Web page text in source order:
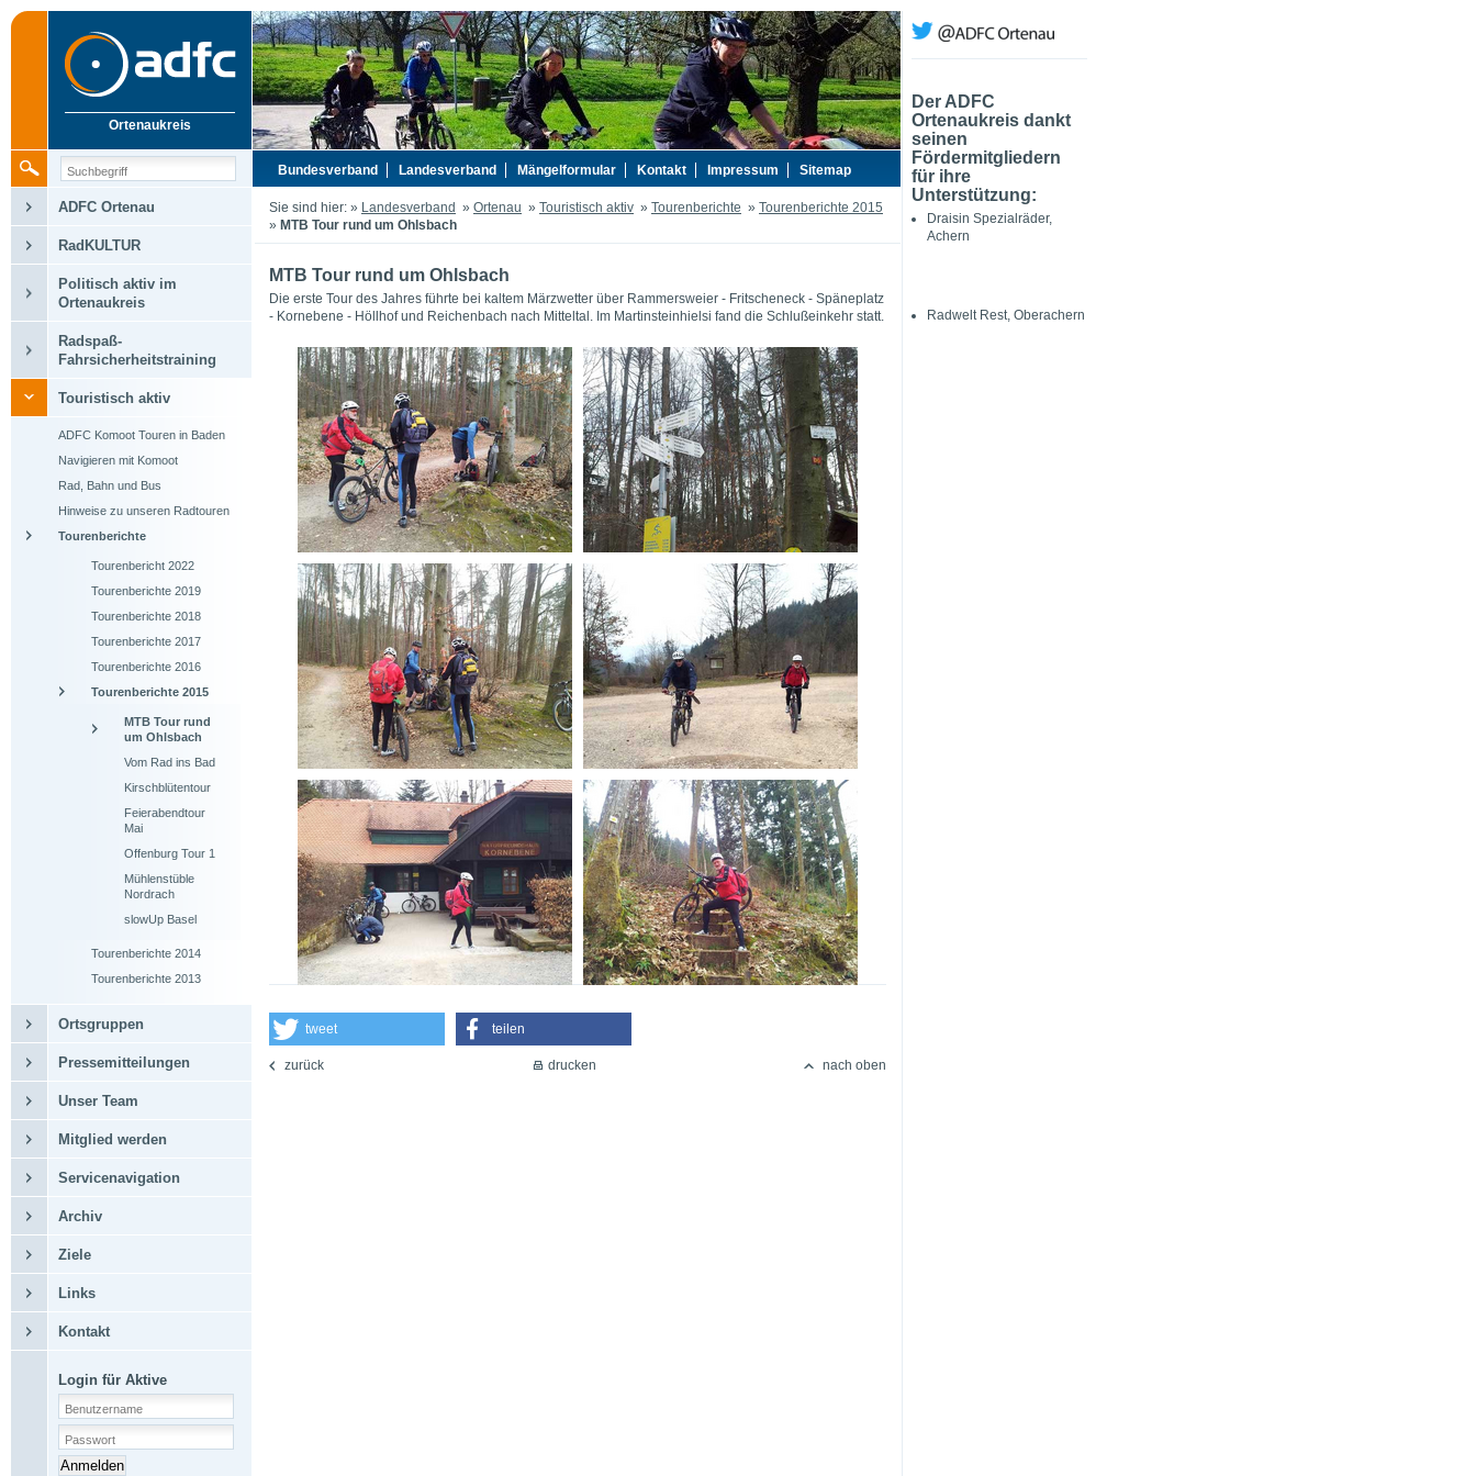
Ortenaukreis
Bundesverband Landesverband Mängelformular Kontakt Impressum Sitemap
ADFC Ortenau
RadKULTUR
Politisch aktiv im
Ortenaukreis
Radspaß-
Fahrsicherheitstraining
Touristisch aktiv
ADFC Komoot Touren in Baden
Navigieren mit Komoot
Rad, Bahn und Bus
Hinweise zu unseren Radtouren
Tourenberichte
Tourenbericht 2022
Tourenberichte 2019
Tourenberichte 2018
Tourenberichte 2017
Tourenberichte 2016
Tourenberichte 2015
MTB Tour rund
um Ohlsbach
Vom Rad ins Bad
Kirschblütentour
Feierabendtour
Mai
Offenburg Tour 1
Mühlenstüble
Nordrach
slowUp Basel
Tourenberichte 2014
Tourenberichte 2013
Ortsgruppen
Pressemitteilungen
Unser Team
Mitglied werden
Servicenavigation
Archiv
Ziele
Links
Kontakt
Login für Aktive
Sie sind hier: » Landesverband » Ortenau » Touristisch aktiv » Tourenberichte » Tourenberichte 2015
» MTB Tour rund um Ohlsbach
MTB Tour rund um Ohlsbach
Die erste Tour des Jahres führte bei kaltem Märzwetter über Rammersweier - Fritscheneck - Späneplatz
- Kornebene - Höllhof und Reichenbach nach Mitteltal. Im Martinsteinhielsi fand die Schlußeinkehr statt.
tweet teilen
zurück drucken nach oben
Der ADFC
Ortenaukreis dankt
seinen
Fördermitgliedern
für ihre
Unterstützung:
Draisin Spezialräder,
Achern
Radwelt Rest, Oberachern